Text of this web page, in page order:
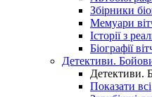
Збірники
Мемуари
Історії з
Біографії
Детективи.
Детективи.
Показати всі